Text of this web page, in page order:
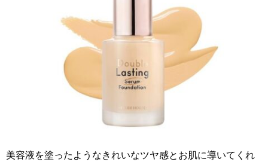
美容液を塗ったようなきれいなツヤ感とお肌に導いてくれ